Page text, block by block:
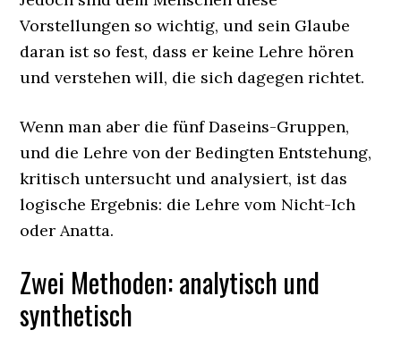
Vorstellungen so wichtig, und sein Glaube
daran ist so fest, dass er keine Lehre hören
und verstehen will, die sich dagegen richtet.
Wenn man aber die fünf Daseins-Gruppen,
und die Lehre von der Bedingten Entstehung,
kritisch untersucht und analysiert, ist das
logische Ergebnis: die Lehre vom Nicht-Ich
oder Anatta.
Zwei Methoden: analytisch und
synthetisch